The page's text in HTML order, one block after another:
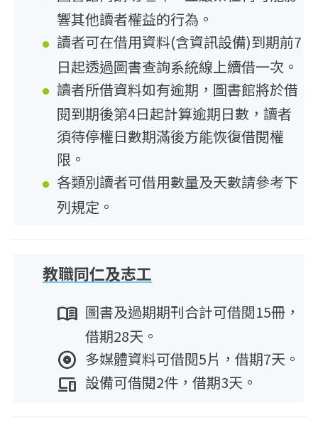
響其他讀者權益的行為。
讀者可在借用資料(含資訊設備)到期前7
日起透過圖書查詢系統線上續借一次。
讀者所借資料如有逾期，圖書館將於借
閱到期後第4日起計算逾期日數，讀者
須待停權日數期滿後方能恢復借閱權
限。
各類別讀者可借用數量及天數請參考下
列規定。
教職同仁及志工
menu_book 圖書及過期期刊合計可借閱15冊，
借期28天。
album 多媒體資料可借閱5片，借期7天。
Devices 設備可借閱2件，借期3天。